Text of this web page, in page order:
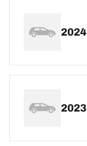
2024
2023